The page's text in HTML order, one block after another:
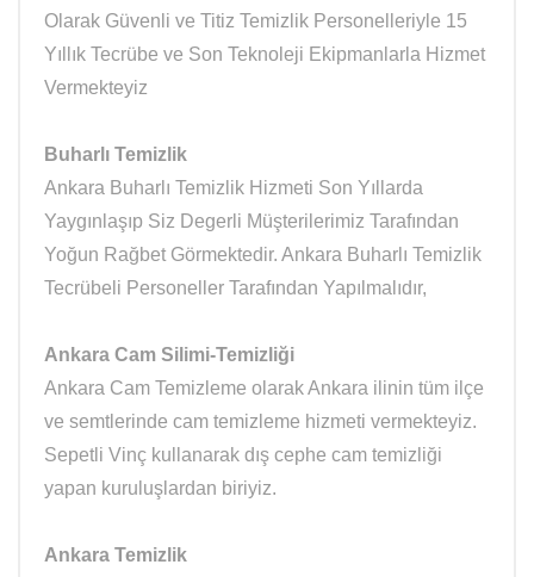
Olarak Güvenli ve Titiz Temizlik Personelleriyle 15
Yıllık Tecrübe ve Son Teknoleji Ekipmanlarla Hizmet
Vermekteyiz
Buharlı Temizlik
Ankara Buharlı Temizlik Hizmeti Son Yıllarda
Yaygınlaşıp Siz Degerli Müşterilerimiz Tarafından
Yoğun Rağbet Görmektedir. Ankara Buharlı Temizlik
Tecrübeli Personeller Tarafından Yapılmalıdır,
Ankara Cam Silimi-Temizliği
Ankara Cam Temizleme olarak Ankara ilinin tüm ilçe
ve semtlerinde cam temizleme hizmeti vermekteyiz.
Sepetli Vinç kullanarak dış cephe cam temizliği
yapan kuruluşlardan biriyiz.
Ankara Temizlik